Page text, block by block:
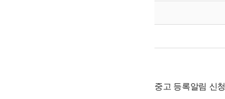
중고 등록알림 신청